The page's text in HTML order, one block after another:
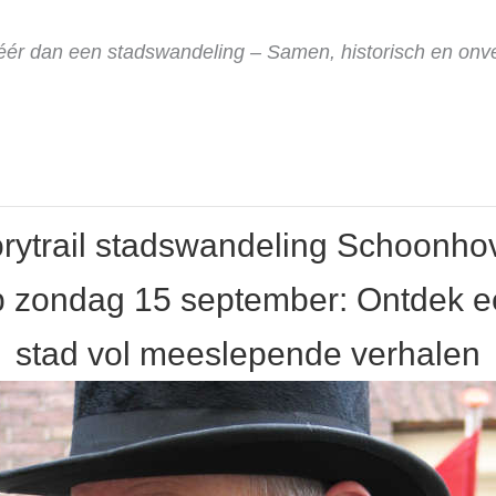
dan een stadswandeling – Samen, historisch en
stadswandeling
zondag 15 september: Ontdek
stad vol meeslepende verhalen